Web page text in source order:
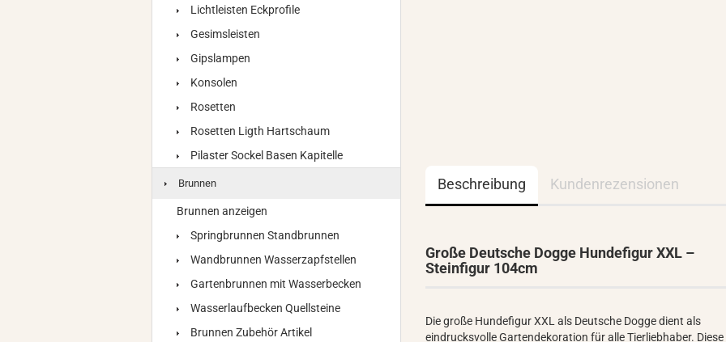
Beschreibung Kundenrezensionen
Große Deutsche Dogge Hundefigur XXL –
Steinfigur 104cm
Die große Hundefigur XXL als Deutsche Dogge dient als
eindrucksvolle Gartendekoration für alle Tierliebhaber. Diese
Lichtleisten Eckprofile
Gesimsleisten
Gipslampen
Konsolen
Rosetten
Rosetten Ligth Hartschaum
Pilaster Sockel Basen Kapitelle
Brunnen
Brunnen anzeigen
Springbrunnen Standbrunnen
Wandbrunnen Wasserzapfstellen
Gartenbrunnen mit Wasserbecken
Wasserlaufbecken Quellsteine
Brunnen Zubehör Artikel